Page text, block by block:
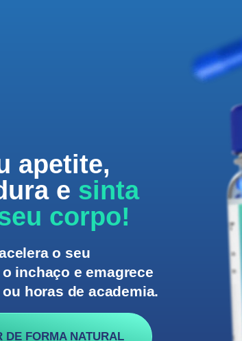
apetite,
e sinta
corpo!
o seu
inchaço e emagrece
horas de academia.
DE FORMA NATURAL